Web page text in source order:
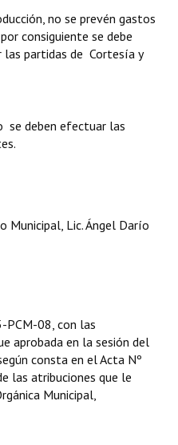
no se prevén gastos
consiguiente se debe
las partidas de Cortesía y
se deben efectuar las
Municipal, Lic. Ángel Darío
PCM-08, con las
aprobada en la sesión del
consta en el Acta Nº
las atribuciones que le
Municipal,